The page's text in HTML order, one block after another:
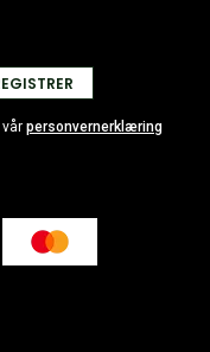
personvernerklæring